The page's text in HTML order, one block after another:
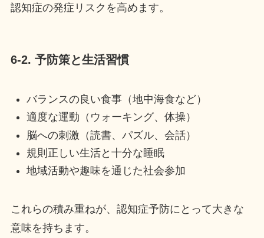
認知症の発症リスクを高めます。
6-2. 予防策と生活習慣
バランスの良い食事（地中海食など）
適度な運動（ウォーキング、体操）
脳への刺激（読書、パズル、会話）
規則正しい生活と十分な睡眠
地域活動や趣味を通じた社会参加
これらの積み重ねが、認知症予防にとって大きな
意味を持ちます。